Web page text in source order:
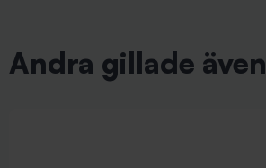
Andra gillade även